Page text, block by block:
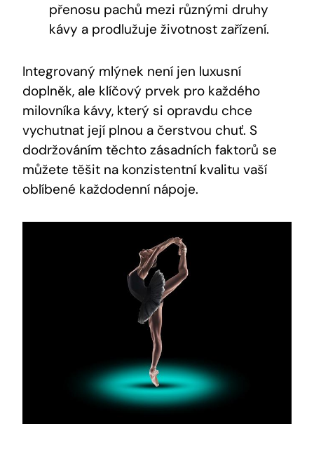
přenosu pachů mezi různými druhy
kávy a prodlužuje životnost zařízení.
Integrovaný mlýnek není jen luxusní
doplněk, ale klíčový prvek pro každého
milovníka kávy, který si opravdu chce
vychutnat její plnou a čerstvou chuť. S
dodržováním těchto zásadních faktorů se
můžete těšit na konzistentní kvalitu vaší
oblíbené každodenní nápoje.